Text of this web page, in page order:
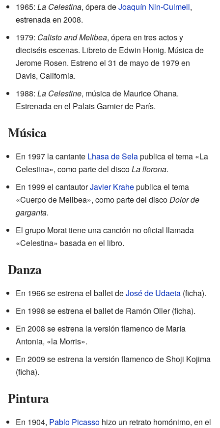
1965: La Celestina, ópera deJoaquín Nin-Culmell,
estrenada en 2008.
1979: Calisto and Melibea, ópera en tres actos y
dieciséis escenas. Libreto de Edwin Honig. Música de
Jerome Rosen. Estreno el 31 de mayo de 1979 en
Davis, California.
1988: La Celestine, música de Maurice Ohana.
Estrenada en el Palais Garnier de París.
Música
En 1997 la cantante Lhasa de Selapublica el tema «La
Celestina», como parte del discoLa llorona.
En 1999 el cantautorJavier Krahepublica el tema
«Cuerpo de Melibea», como parte del discoDolor de
garganta.
El grupo Morat tiene una canción no oficial llamada
«Celestina» basada en el libro.
Danza
En 1966 se estrena el ballet deJosé de Udaeta (ficha).
En 1998 se estrena el ballet de Ramón Oller (ficha).
En 2008 se estrena la versión flamenco de María
Antonia, «la Morris».
En 2009 se estrena la versión flamenco de Shoji Kojima
(ficha).
Pintura
En 1904, Pablo Picasso hizo un retrato homónimo, en el